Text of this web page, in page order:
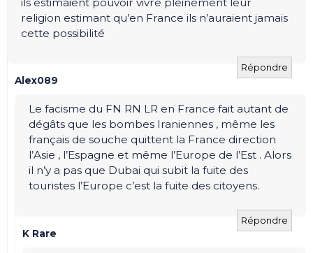
religion estimant qu’en France ils n’auraient jamais
cette possibilité
Répondre
Alex089
Le facisme du FN RN LR en France fait autant de
dégâts que les bombes Iraniennes , même les
français de souche quittent la France direction
l’Asie , l’Espagne et même l’Europe de l’Est . Alors
il n’y a pas que Dubai qui subit la fuite des
touristes l’Europe c’est la fuite des citoyens.
Répondre
K Rare